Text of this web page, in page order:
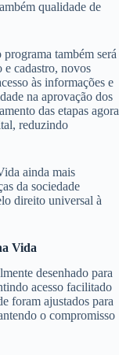
qualidade de
também será
cadastro, novos
às informações e
na aprovação dos
das etapas agora
reduzindo
ainda mais
da sociedade
direito universal à
Vida
desenhado para
acesso facilitado
foram ajustados para
o compromisso